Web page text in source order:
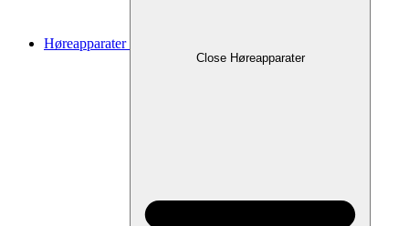
Høreapparater
Close Høreapparater